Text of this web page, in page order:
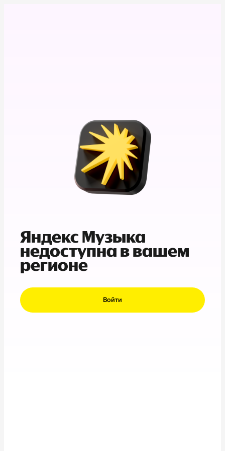
Яндекс Музыка
недоступна в вашем
регионе
Войти